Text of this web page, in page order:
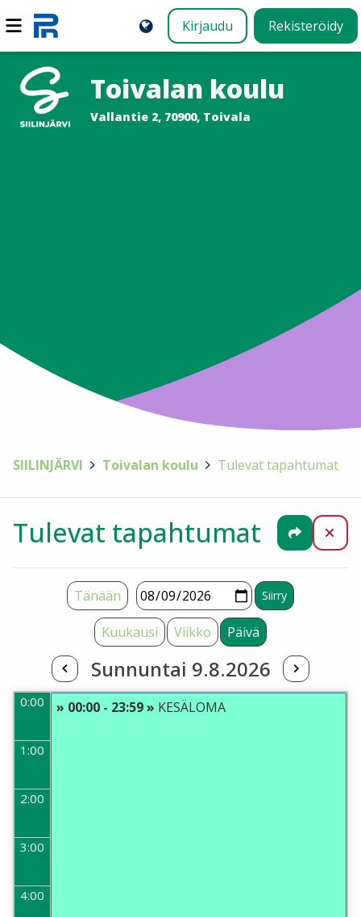
Kirjaudu Rekisteröidy
Toivalan koulu
Vallantie 2, 70900, Toivala
SIILINJÄRVI Toivalan koulu Tulevat tapahtumat
Tulevat tapahtumat Jaa
Kuukausi Viikko Päivä
Sunnuntai 9.8.2026
Tänään
0:00
1:00
2:00
3:00
4:00
» 00:00 - 23:59 » KESÄLOMA